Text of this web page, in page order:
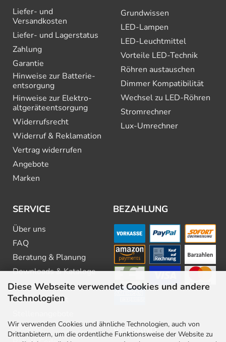
Diese Webseite verwendet Cookies und andere
Technologien
Wir verwenden Cookies und ähnliche Technologien, auch von
Drittanbietern, um die ordentliche Funktionsweise der Website zu
Liefer- und
Versandkosten
Liefer- und Lagerstatus
Zahlung
Garantie
Hinweise zur Batterie­
entsorgung
Hinweise zur Elektro­
altgeräte­entsorgung
Widerrufsrecht
Widerruf & Reklamation
Vertrag widerrufen
Angebote
Marken
Grundwissen
LED-Lampen
LED-Leuchtmittel
Vorteile LED-Technik
Röhren austauschen
Dimmer Kompatibilität
Wechsel zu LED-Röhren
Stromrechner
Lux-Umrechner
SERVICE
Über uns
FAQ
Beratung & Planung
Downloads & Kataloge
Newsletter
Barrierefreiheit
Kontakt
BEZAHLUNG
VERSAND